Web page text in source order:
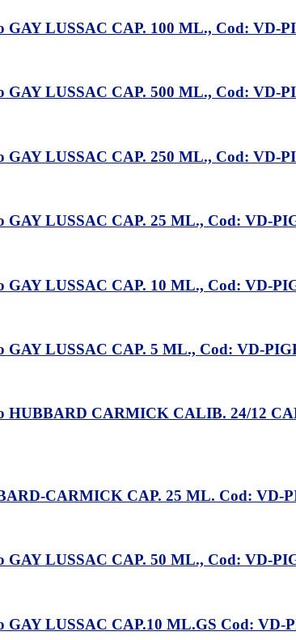
LUSSAC CAP. 100 ML., Cod: VD-
LUSSAC CAP. 500 ML., Cod: VD-
LUSSAC CAP. 250 ML., Cod: VD-
LUSSAC CAP. 25 ML., Cod: VD-
LUSSAC CAP. 10 ML., Cod: VD-
LUSSAC CAP. 5 ML., Cod: VD-
CARMICK CALIB. 24/12
CARMICK CAP. 25 ML. Cod: VD-
LUSSAC CAP. 50 ML., Cod: VD-
LUSSAC CAP.10 ML.GS Cod: VD-